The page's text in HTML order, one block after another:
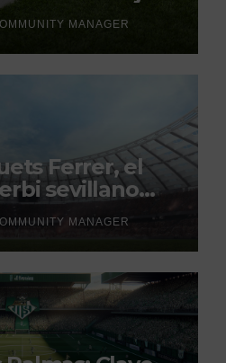
Mantenimiento
MANAGER
Ferrer, el
sevillano
que genera
MANAGER